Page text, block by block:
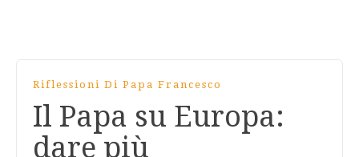
Riflessioni Di Papa Francesco
Il Papa su Europa:
dare più